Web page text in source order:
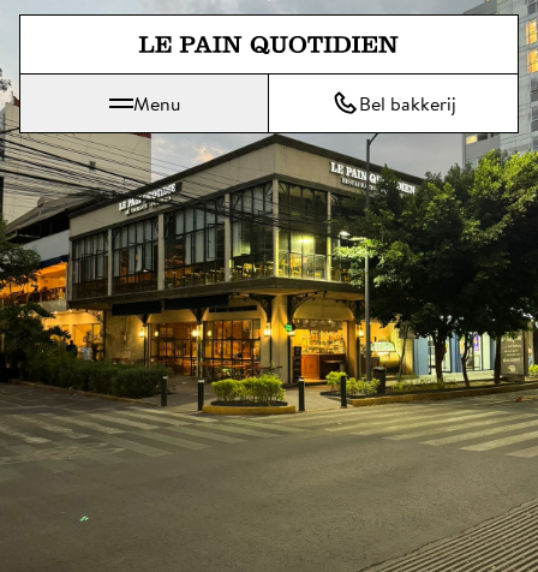
Spring direct naar de
Le Pain Quotidien betekent Het Dagelijks Brood
Menu Bel bakkerij